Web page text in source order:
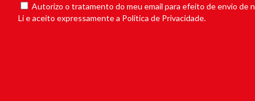
Autorizo o tratamento do meu email para efeito de envio de
Li e aceito expressamente a Política de Privacidade.